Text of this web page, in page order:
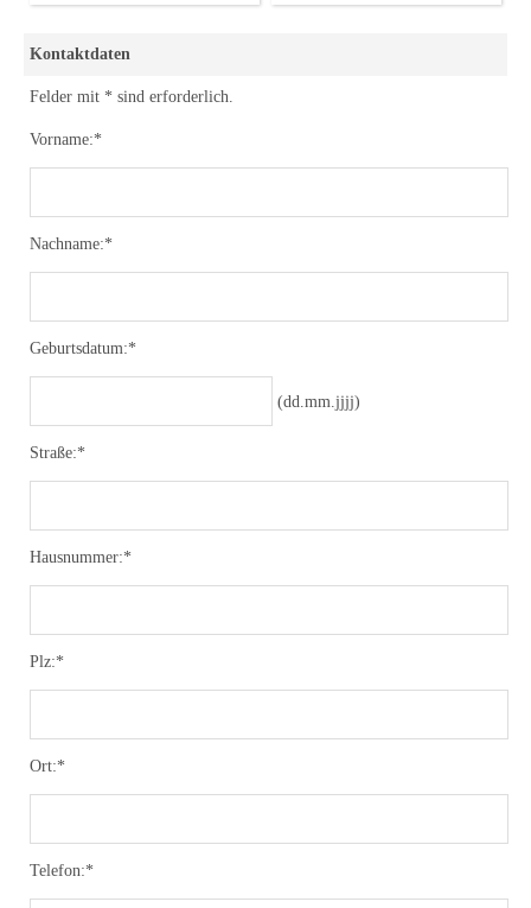
Kontaktdaten
Felder mit * sind erforderlich.
Vorname:*
Nachname:*
Geburtsdatum:*
(dd.mm.jjjj)
Straße:*
Hausnummer:*
Plz:*
Ort:*
Telefon:*